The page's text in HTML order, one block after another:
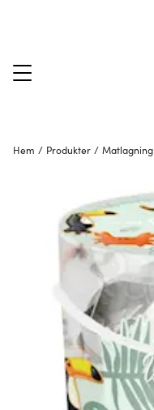
Hem / Produkter / Matlagning